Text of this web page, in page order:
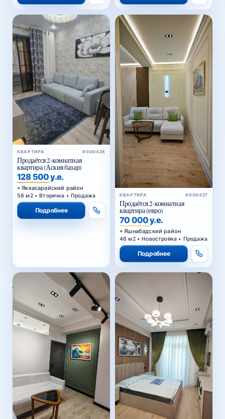
КВАРТИРА #000428
Продаётся 2-комнатная
квартира (Аския базар)
128 500 у.е.
Яккасарайский район
56 м2 • Вторичка • Продажа
Подробнее
КВАРТИРА #000427
Продаётся 2-комнатная
квартира (евро)
70 000 у.е.
Яшнабадский район
46 м2 • Новостройка • Продажа
Подробнее